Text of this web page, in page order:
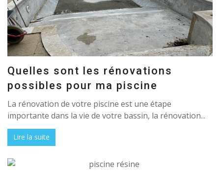
Quelles sont les rénovations
possibles pour ma piscine
La rénovation de votre piscine est une étape
importante dans la vie de votre bassin, la rénovation...
Lire la suite